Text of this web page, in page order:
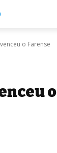
o Farense
o